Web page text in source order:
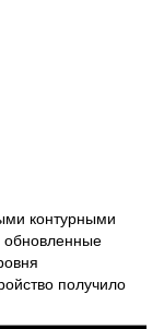
контурными
обновленные
получило